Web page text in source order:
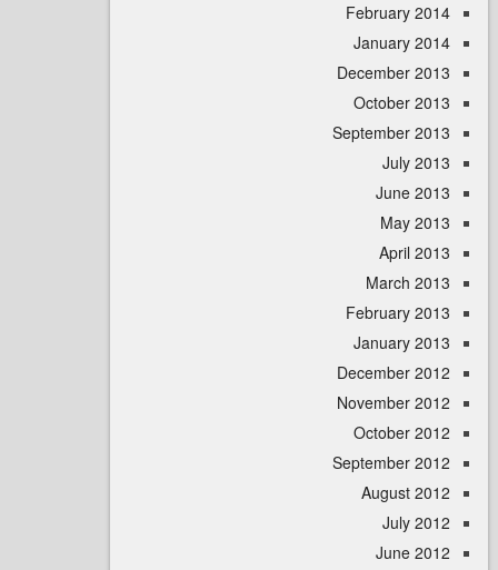
February
January
December
October
September
July
June
May
April
March
February
January
December
November
October
September
August
July
June